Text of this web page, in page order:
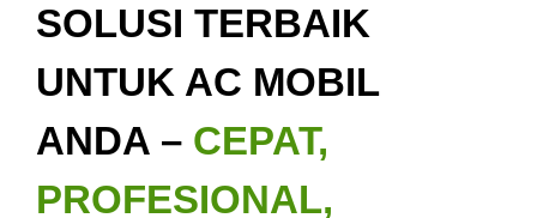
SOLUSI TERBAIK
UNTUK AC MOBIL
ANDA – CEPAT,
PROFESIONAL,